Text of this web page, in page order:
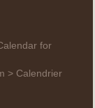
for
> Calendrier